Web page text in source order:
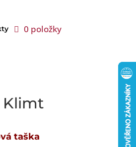
0 položky
Klimt
taška